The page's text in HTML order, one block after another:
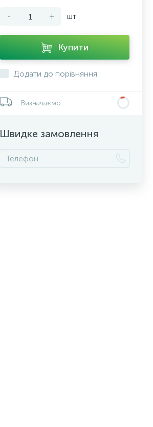
- + шт
Купити
Додати до порівняння
Визначаємо...
Швидке замовлення